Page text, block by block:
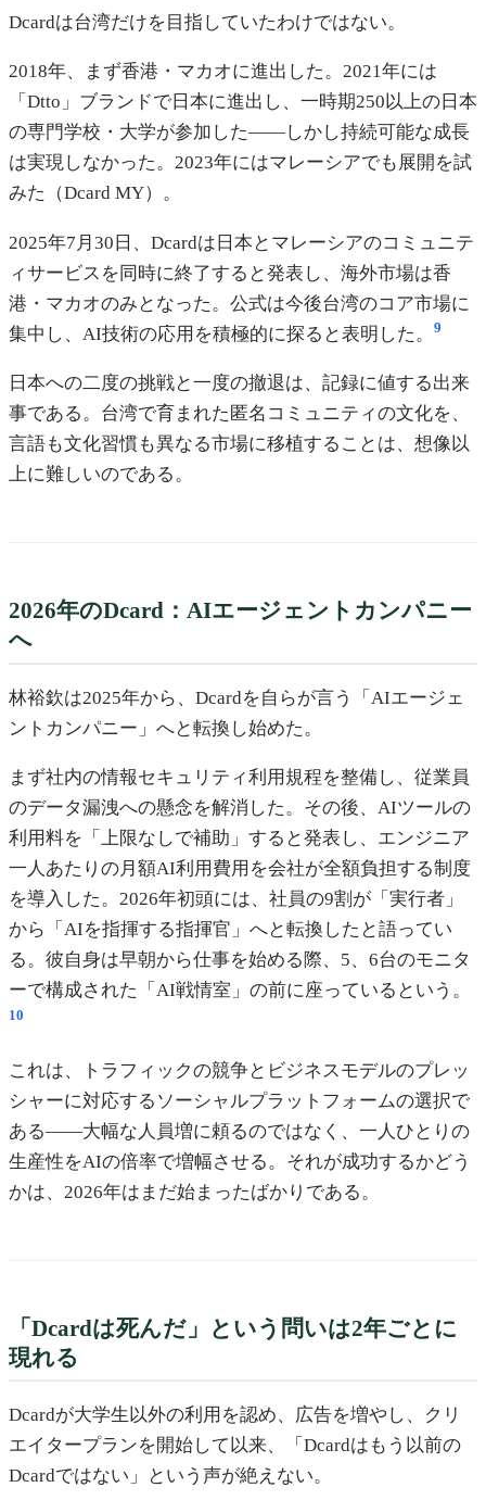
Dcardは台湾だけを目指していたわけではない。
2018年、まず香港・マカオに進出した。2021年には
「Dtto」ブランドで日本に進出し、一時期250以上の日本
の専門学校・大学が参加した——しかし持続可能な成長
は実現しなかった。2023年にはマレーシアでも展開を試
みた（Dcard MY）。
2025年7月30日、Dcardは日本とマレーシアのコミュニテ
ィサービスを同時に終了すると発表し、海外市場は香
港・マカオのみとなった。公式は今後台湾のコア市場に
集中し、AI技術の応用を積極的に探ると表明した。
9
日本への二度の挑戦と一度の撤退は、記録に値する出来
事である。台湾で育まれた匿名コミュニティの文化を、
言語も文化習慣も異なる市場に移植することは、想像以
上に難しいのである。
2026年のDcard：AIエージェントカンパニー
へ
林裕欽は2025年から、Dcardを自らが言う「AIエージェ
ントカンパニー」へと転換し始めた。
まず社内の情報セキュリティ利用規程を整備し、従業員
のデータ漏洩への懸念を解消した。その後、AIツールの
利用料を「上限なしで補助」すると発表し、エンジニア
一人あたりの月額AI利用費用を会社が全額負担する制度
を導入した。2026年初頭には、社員の9割が「実行者」
から「AIを指揮する指揮官」へと転換したと語ってい
る。彼自身は早朝から仕事を始める際、5、6台のモニタ
ーで構成された「AI戦情室」の前に座っているという。
10
これは、トラフィックの競争とビジネスモデルのプレッ
シャーに対応するソーシャルプラットフォームの選択で
ある——大幅な人員増に頼るのではなく、一人ひとりの
生産性をAIの倍率で増幅させる。それが成功するかどう
かは、2026年はまだ始まったばかりである。
「Dcardは死んだ」という問いは2年ごとに
現れる
Dcardが大学生以外の利用を認め、広告を増やし、クリ
エイタープランを開始して以来、「Dcardはもう以前の
Dcardではない」という声が絶えない。